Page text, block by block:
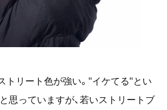
トリート色が強い。"イケてる"とい
思っていますが、若いストリートブ